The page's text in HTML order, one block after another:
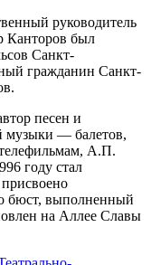
руководитель
Канторов был
Санкт-
гражданин Санкт-
песен и
музыки — балетов,
А.П.
году стал
бюст, выполненный
на Аллее Славы